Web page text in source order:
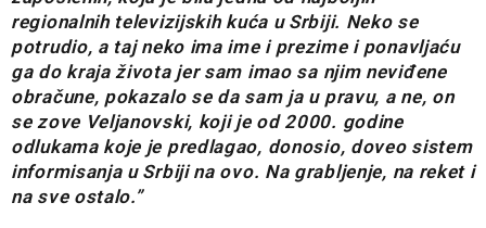
regionalnih televizijskih kuća u Srbiji. Neko se
potrudio, a taj neko ima ime i prezime i ponavljaću
ga do kraja života jer sam imao sa njim neviđene
obračune, pokazalo se da sam ja u pravu, a ne, on
se zove Veljanovski, koji je od 2000. godine
odlukama koje je predlagao, donosio, doveo sistem
informisanja u Srbiji na ovo. Na grabljenje, na reket i
na sve ostalo.”